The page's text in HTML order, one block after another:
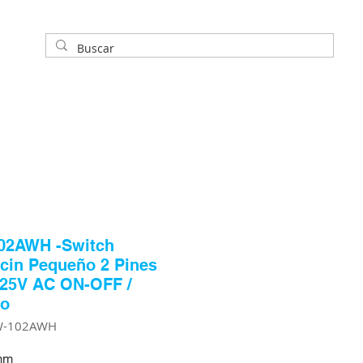
-Switch
Pequeño 2 Pines
AC ON-OFF /
102AWH